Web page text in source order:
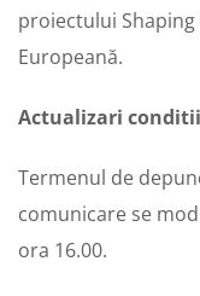
proiectului Shaping
Europeană.
Actualizari conditii
Termenul de
comunicare se
ora 16.00.